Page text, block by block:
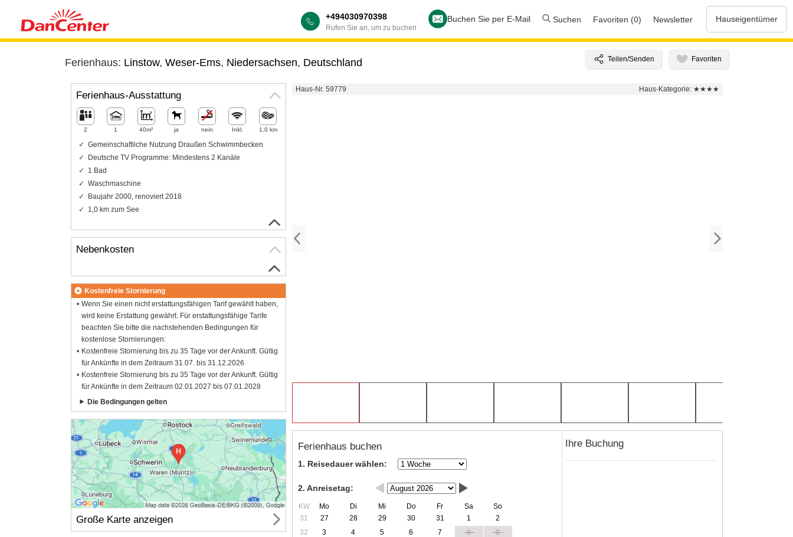
+494030970398
Rufen Sie an, um zu buchen
Buchen Sie per E-Mail Suchen Favoriten (0) Newsletter Hauseigentümer
Ferienhaus: Linstow, Weser-Ems, Niedersachsen, Deutschland
Haus-Nr. 59779 Haus-Kategorie: ★★★★
Ferienhaus buchen
1. Reisedauer wählen:
2. Anreisetag:
KW Mo Di Mi Do Fr Sa
So
31
27 28 29 30 31 1
2
32
3 4 5 6 7 8
9
Ihre Buchung
Ferienhaus-Ausstattung
2 1 40m² ja nein Inkl. 1,0 km
Gemeinschaftliche Nutzung Draußen Schwimmbecken
Deutsche TV Programme: Mindestens 2 Kanäle
1 Bad
Waschmaschine
Baujahr 2000, renoviert 2018
1,0 km zum See
Nebenkosten
Kostenfreie Stornierung
Wenn Sie einen nicht erstattungsfähigen Tarif gewählt haben,
wird keine Erstattung gewährt. Für erstattungsfähige Tarife
beachten Sie bitte die nachstehenden Bedingungen für
kostenlose Stornierungen:
Kostenfreie Stornierung bis zu 35 Tage vor der Ankunft. Gültig
für Ankünfte in dem Zeitraum 31.07. bis 31.12.2026
Kostenfreie Stornierung bis zu 35 Tage vor der Ankunft. Gültig
für Ankünfte in dem Zeitraum 02.01.2027 bis 07.01.2028
Die Bedingungen gelten
Große Karte anzeigen